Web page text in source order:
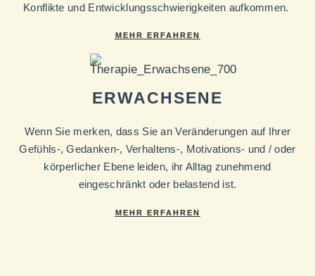
Konflikte und Entwicklungsschwierigkeiten aufkommen.
MEHR ERFAHREN
ERWACHSENE
Wenn Sie merken, dass Sie an Veränderungen auf Ihrer
Gefühls-, Gedanken-, Verhaltens-, Motivations- und / oder
körperlicher Ebene leiden, ihr Alltag zunehmend
eingeschränkt oder belastend ist.
MEHR ERFAHREN